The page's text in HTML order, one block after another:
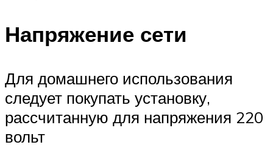
Напряжение сети
Для домашнего использования
следует покупать установку,
рассчитанную для напряжения 220
вольт